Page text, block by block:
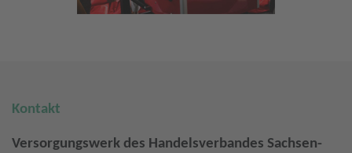
Kontakt
Versorgungswerk des Handelsverbandes Sachsen-